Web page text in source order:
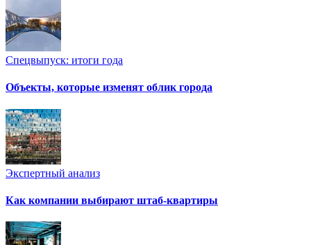
Спецвыпуск: итоги года
Объекты, которые изменят облик города
Экспертный анализ
Как компании выбирают штаб-квартиры